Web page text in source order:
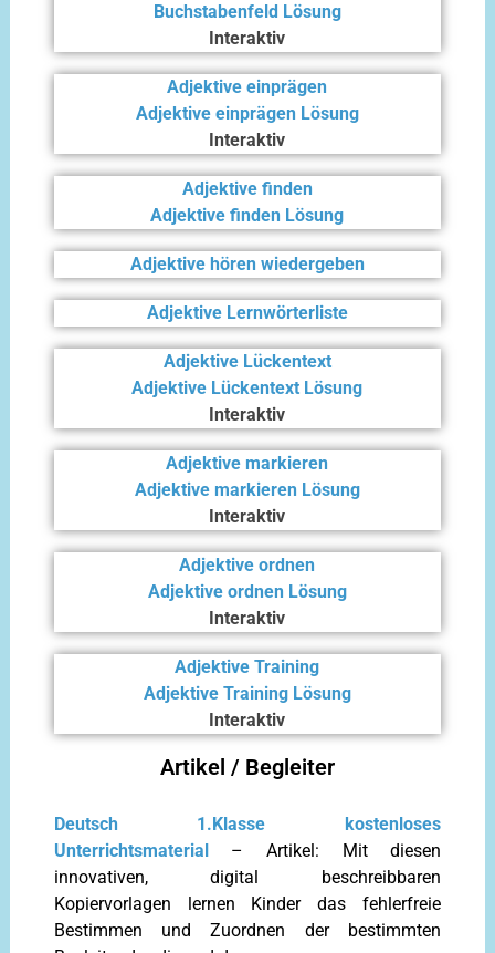
Buchstabenfeld Lösung
Interaktiv
Adjektive einprägen
Adjektive einprägen Lösung
Interaktiv
Adjektive finden
Adjektive finden Lösung
Adjektive hören wiedergeben
Adjektive Lernwörterliste
Adjektive Lückentext
Adjektive Lückentext Lösung
Interaktiv
Adjektive markieren
Adjektive markieren Lösung
Interaktiv
Adjektive ordnen
Adjektive ordnen Lösung
Interaktiv
Adjektive Training
Adjektive Training Lösung
Interaktiv
Artikel / Begleiter
Deutsch 1.Klasse kostenloses
Unterrichtsmaterial– Artikel: Mit diesen
innovativen, digital beschreibbaren
Kopiervorlagen lernen Kinder das fehlerfreie
Bestimmen und Zuordnen der bestimmten